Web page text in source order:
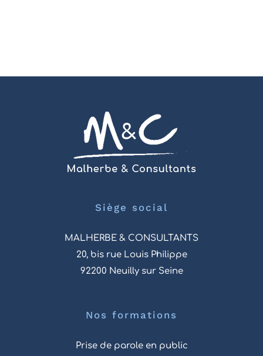
Siège social
MALHERBE & CONSULTANTS
20, bis rue Louis Philippe
92200 Neuilly sur Seine
Nos formations
Prise de parole en public